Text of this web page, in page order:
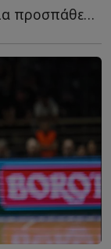
Η διοίκηση των «πρασίνων», σε μια προσπάθεια να επαναφέρει τ...